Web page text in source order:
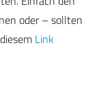
oder – sollten
Link